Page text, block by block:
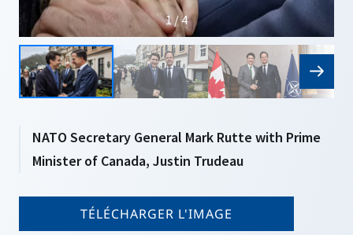
1 / 4
NATO Secretary General Mark Rutte with Prime
Minister of Canada, Justin Trudeau
TÉLÉCHARGER L'IMAGE